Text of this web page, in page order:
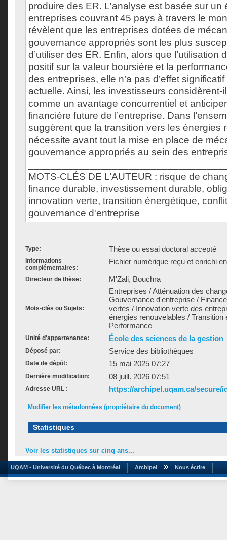
produire des ER. L'analyse est basée sur un
entreprises couvrant 45 pays à travers le
révèlent que les entreprises dotées de
gouvernance appropriés sont les plus
d’utiliser des ER. Enfin, alors que l’utilisation
positif sur la valeur boursière et la
des entreprises, elle n’a pas d’effet
actuelle. Ainsi, les investisseurs considèrent-
comme un avantage concurrentiel et
financière future de l’entreprise. Dans
suggèrent que la transition vers les énergies
nécessite avant tout la mise en place de
gouvernance appropriés au sein des
MOTS-CLÉS DE L’AUTEUR : risque de
finance durable, investissement durable,
innovation verte, transition énergétique,
gouvernance d'entreprise
Type: Thèse ou essai doctoral accepté
Informations
complémentaires:
Fichier numérique reçu et enrichi
Directeur de thèse: M'Zali, Bouchra
Mots-clés ou Sujets:
Entreprises / Atténuation des
Gouvernance d'entreprise /
vertes / Innovation verte des
énergies renouvelables / Transition
Performance
Unité d'appartenance: École des sciences de la gestion
Déposé par: Service des bibliothèques
Date de dépôt: 15 mai 2025 07:27
Dernière modification: 08 juill. 2026 07:51
Adresse URL : https://archipel.uqam.ca/secure/
Modifier les métadonnées (propriétaire du document)
Statistiques
Voir les statistiques sur cinq ans...
UQAM - Université du Québec à Montréal Archipel Nous écrire